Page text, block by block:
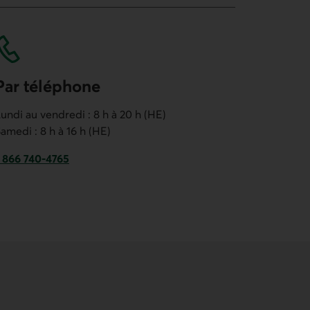
téléphone
au vendredi : 8 h à 20 h (HE)
: 8 h à 16 h (HE)
866 740-4765